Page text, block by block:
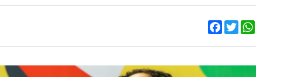
Facebook
Twitter